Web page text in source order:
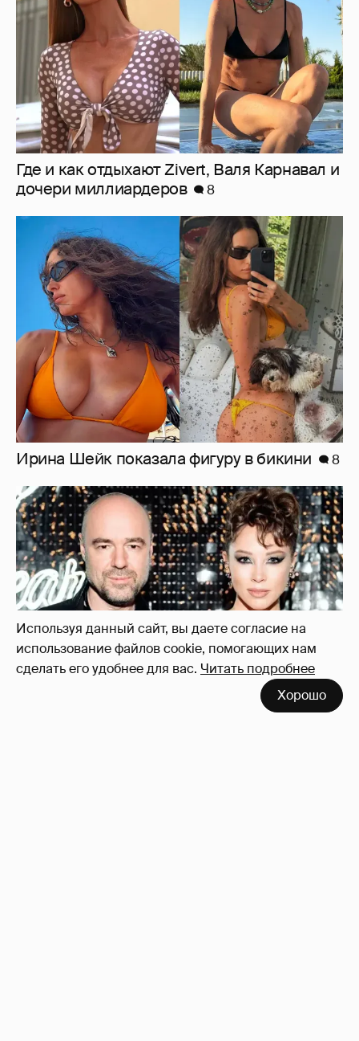
Используя данный сайт, вы даете согласие на
использование файлов cookie, помогающих нам
сделать его удобнее для вас. Читать подробнее
Хорошо
Ирина Шейк показала фигуру в бикини
"Оплаченный алиментами хейт". Полина
Диброва снова высказалась о бывшей
жене своего возлюбленного
38